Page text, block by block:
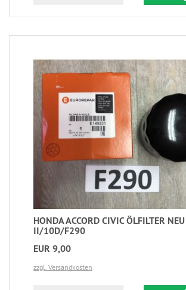
HONDA ACCORD CIVIC ÖLFILTER
II/10D/F290
EUR 9,00
zzgl. Versandkosten